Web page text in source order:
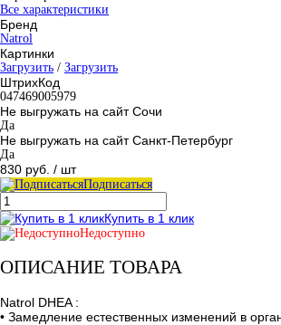
Все характеристики
Бренд
Natrol
Картинки
Загрузить / Загрузить
ШтрихКод
047469005979
Не выгружать на сайт Сочи
Да
Не выгружать на сайт Санкт-Петербург
Да
830 руб. / шт
Подписаться
Купить в 1 клик
Недоступно
ОПИСАНИЕ ТОВАРА
Natrol DHEA :
• Замедление естественных изменений в